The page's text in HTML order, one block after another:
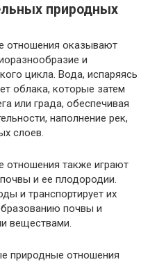
природных
отношения оказывают
и
цикла. Вода, испаряясь
облака, которые затем
или града, обеспечивая
наполнение рек,
слоев.
также играют
и ее плодородии.
и транспортирует их
почвы и
веществами.
природные отношения